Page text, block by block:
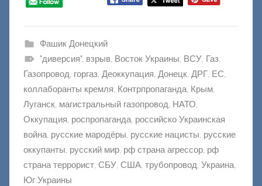
Фашик Донецкий
"диверсия", взрыв, Восток Украины, ВСУ, Газ,
Газопровод, горгаз, Деоккупация, Донецк, ДРГ, ЕС,
коллаборанты кремля, Контрпропаганда, Крым,
Луганск, магистральный газопровод, НАТО,
Оккупация, роспропаганда, российско Украинская
война, русские мародёры, русские нацисты, русские
оккупанты, русский мир, рф страна агрессор, рф
страна террорист, СБУ, США, трубопровод, Украина,
Юг Украины